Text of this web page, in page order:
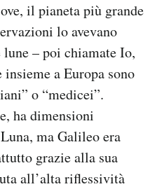
il pianeta più grande
lo avevano
– poi chiamate Io,
a Europa sono
o “medicei”.
ha dimensioni
ma Galileo era
grazie alla sua
all’alta riflessività